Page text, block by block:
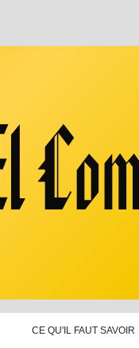
CE QU'IL FAUT SAVOIR